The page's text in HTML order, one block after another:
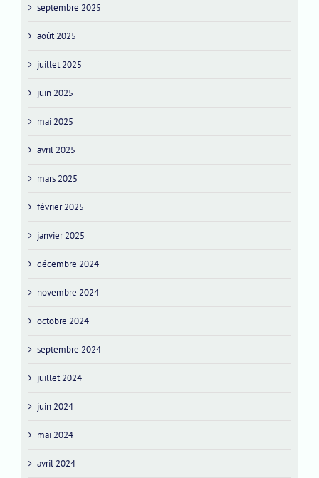
septembre 2025
août 2025
juillet 2025
juin 2025
mai 2025
avril 2025
mars 2025
février 2025
janvier 2025
décembre 2024
novembre 2024
octobre 2024
septembre 2024
juillet 2024
juin 2024
mai 2024
avril 2024